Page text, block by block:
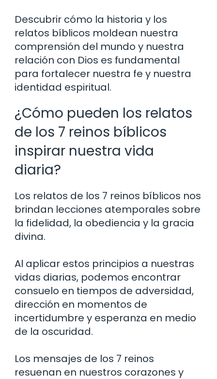
Descubrir cómo la historia y los
relatos bíblicos moldean nuestra
comprensión del mundo y nuestra
relación con Dios es fundamental
para fortalecer nuestra fe y nuestra
identidad espiritual.
¿Cómo pueden los relatos
de los 7 reinos bíblicos
inspirar nuestra vida
diaria?
Los relatos de los 7 reinos bíblicos nos
brindan lecciones atemporales sobre
la fidelidad, la obediencia y la gracia
divina.
Al aplicar estos principios a nuestras
vidas diarias, podemos encontrar
consuelo en tiempos de adversidad,
dirección en momentos de
incertidumbre y esperanza en medio
de la oscuridad.
Los mensajes de los 7 reinos
resuenan en nuestros corazones y